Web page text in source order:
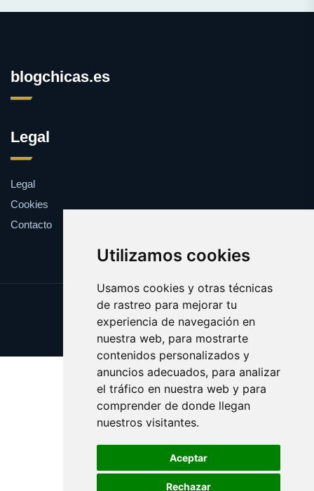
Utilizamos cookies
Usamos cookies y otras técnicas
de rastreo para mejorar tu
experiencia de navegación en
nuestra web, para mostrarte
contenidos personalizados y
anuncios adecuados, para analizar
el tráfico en nuestra web y para
comprender de donde llegan
nuestros visitantes.
Aceptar
Rechazar
blogchicas.es
Legal
Legal
Cookies
Contacto
Update cookies preferences
Copyright © 2025 blogchicas.es